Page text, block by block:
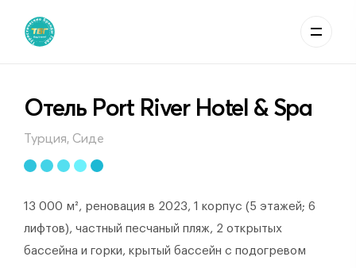
Отель Port River Hotel & Spa
Турция, Сиде
13 000 м², реновация в 2023, 1 корпус (5 этажей; 6
лифтов), частный песчаный пляж, 2 открытых
бассейна и горки, крытый бассейн с подогревом